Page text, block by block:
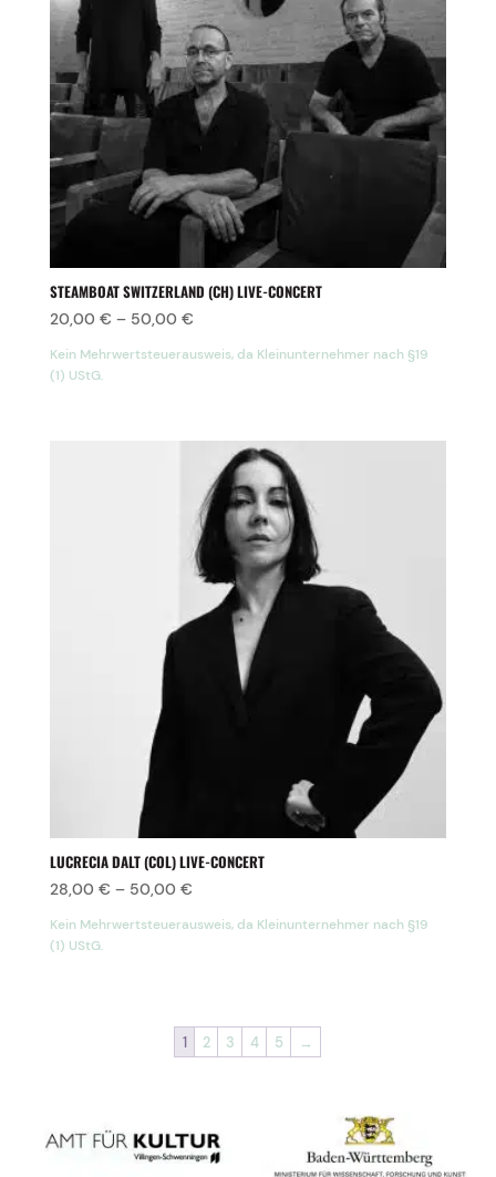
STEAMBOAT SWITZERLAND (CH) LIVE-CONCERT
20,00 € – 50,00 €
Kein Mehrwertsteuerausweis, da Kleinunternehmer nach §19
(1) UStG.
LUCRECIA DALT (COL) LIVE-CONCERT
28,00 € – 50,00 €
Kein Mehrwertsteuerausweis, da Kleinunternehmer nach §19
(1) UStG.
1 2 3 4 5 →